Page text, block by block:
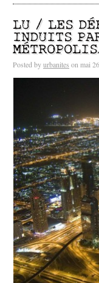
LU / LES
INDUITS
Posted byurbanites on mai